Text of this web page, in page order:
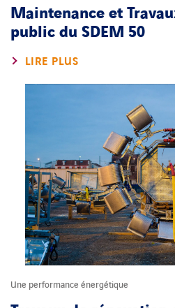
Maintenance et
public du SDEM 50
LIRE PLUS
Une performance énergétique